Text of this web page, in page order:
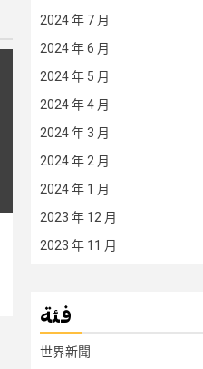
2024 年 7 月
2024 年 6 月
2024 年 5 月
2024 年 4 月
2024 年 3 月
2024 年 2 月
2024 年 1 月
2023 年 12 月
2023 年 11 月
فئة
世界新聞